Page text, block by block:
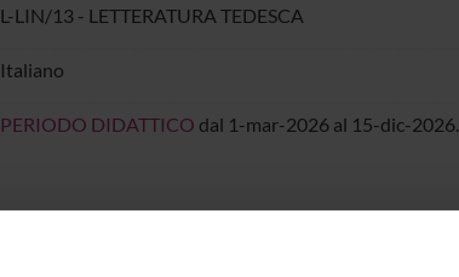
L-LIN/13 - LETTERATURA TEDESCA
Italiano
PERIODO DIDATTICO dal 1-mar-2026 al 15-dic-2026.